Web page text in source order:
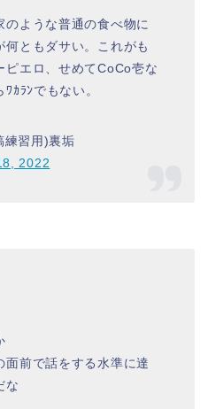
のような普通の食べ物に
何ともダサい。これがも
ピエロ、せめてCoCo壱な
ｶﾗﾝでもない。
習用)裏垢
2022
面前で話をする水準に達
な